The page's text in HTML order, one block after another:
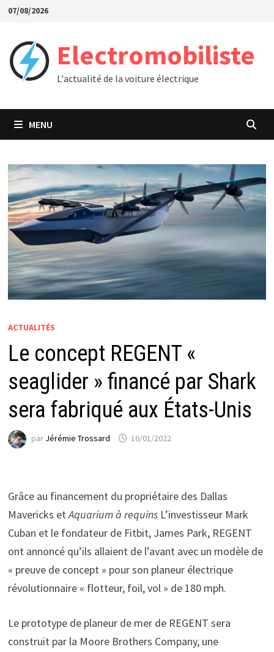
Passer
contenu
07/08/2026
Electromobiliste
L'actualité de la voiture électrique
MENU
ACTUALITÉS
Le concept REGENT «
seaglider » financé par Shark
sera fabriqué aux États-Unis
par Jérémie Trossard 16/01/2022
Grâce au financement du propriétaire des Dallas
Mavericks etAquarium à requinsL’investisseur Mark
Cuban et le fondateur de Fitbit, James Park, REGENT
ont annoncé qu’ils allaient de l’avant avec un modèle de
« preuve de concept » pour son planeur électrique
révolutionnaire « flotteur, foil, vol » de 180 mph.
Le prototype de planeur de mer de REGENT sera
construit par la Moore Brothers Company, une